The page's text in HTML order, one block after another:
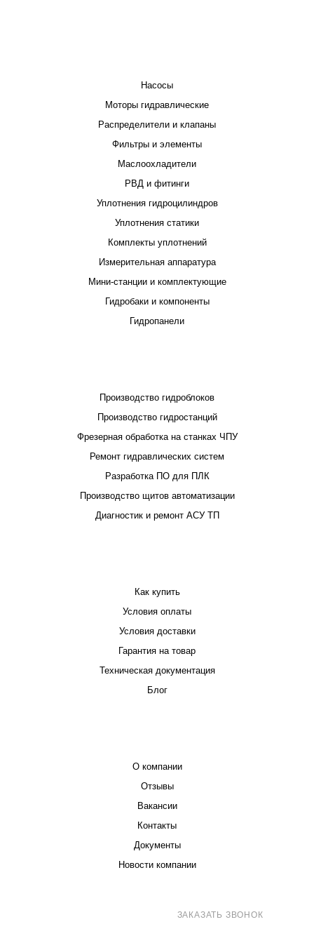
Насосы
Моторы гидравлические
Распределители и клапаны
Фильтры и элементы
Маслоохладители
РВД и фитинги
Уплотнения гидроцилиндров
Уплотнения статики
Комплекты уплотнений
Измерительная аппаратура
Мини-станции и комплектующие
Гидробаки и компоненты
Гидропанели
Производство гидроблоков
Производство гидростанций
Фрезерная обработка на станках ЧПУ
Ремонт гидравлических систем
Разработка ПО для ПЛК
Производство щитов автоматизации
Диагностик и ремонт АСУ ТП
Как купить
Условия оплаты
Условия доставки
Гарантия на товар
Техническая документация
Блог
О компании
Отзывы
Вакансии
Контакты
Документы
Новости компании
ЗАКАЗАТЬ ЗВОНОК